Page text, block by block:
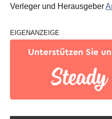
Verleger und Herausgeber
EIGENANZEIGE